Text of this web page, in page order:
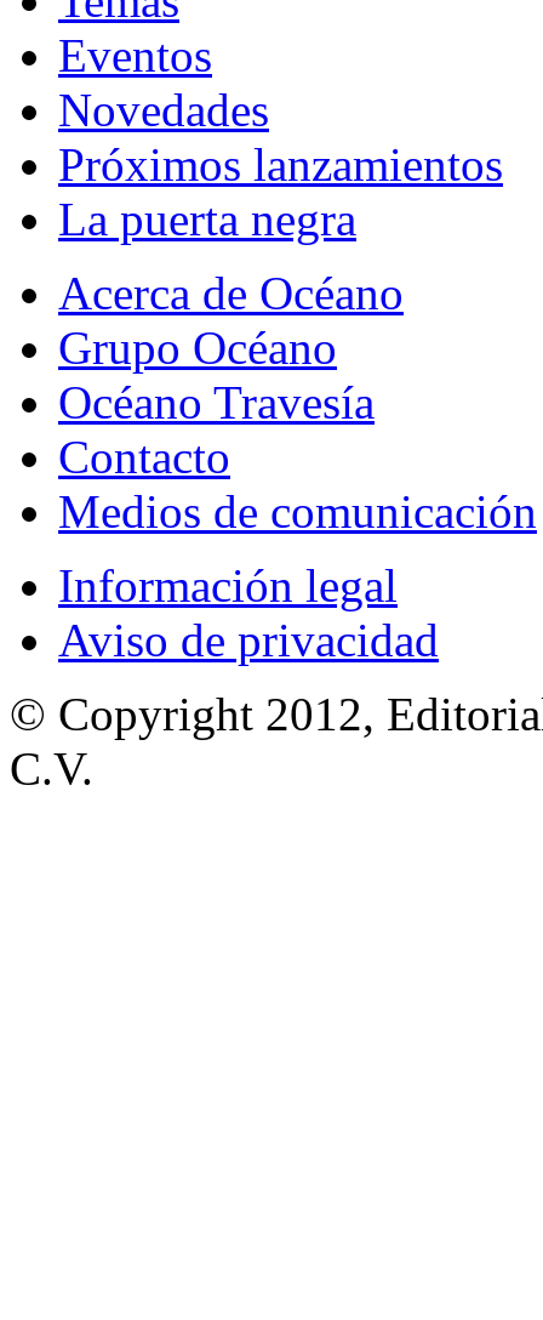
Eventos
Novedades
Próximos lanzamientos
La puerta negra
Acerca de Océano
Grupo Océano
Océano Travesía
Contacto
Medios de comunicación
Información legal
Aviso de privacidad
© Copyright 2012,
C.V.